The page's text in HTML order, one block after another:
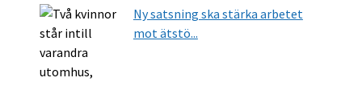
Ny satsning ska stärka arbetet
mot ätstö...